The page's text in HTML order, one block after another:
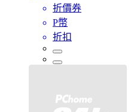
折價券
P幣
折扣